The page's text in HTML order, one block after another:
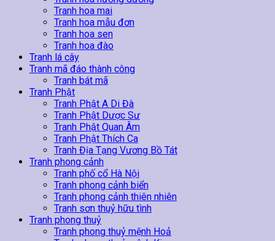
Tranh hoa mai
Tranh hoa mẫu đơn
Tranh hoa sen
Tranh hoa đào
Tranh lá cây
Tranh mã đáo thành công
Tranh bát mã
Tranh Phật
Tranh Phật A Di Đà
Tranh Phật Dược Sư
Tranh Phật Quan Âm
Tranh Phật Thích Ca
Tranh Địa Tạng Vương Bồ Tát
Tranh phong cảnh
Tranh phố cổ Hà Nội
Tranh phong cảnh biển
Tranh phong cảnh thiên nhiên
Tranh sơn thuỷ hữu tình
Tranh phong thuỷ
Tranh phong thuỷ mệnh Hoả